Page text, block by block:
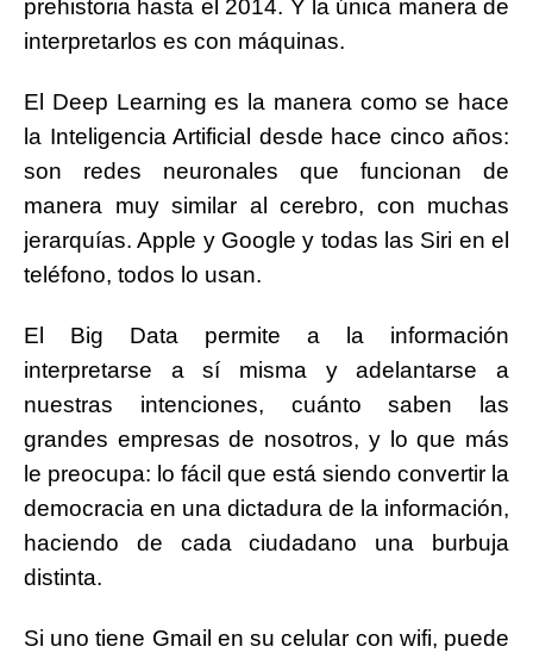
prehistoria hasta el 2014. Y la única manera de
interpretarlos es con máquinas.
El Deep Learning es la manera como se hace
la Inteligencia Artificial desde hace cinco años:
son redes neuronales que funcionan de
manera muy similar al cerebro, con muchas
jerarquías. Apple y Google y todas las Siri en el
teléfono, todos lo usan.
El Big Data permite a la información
interpretarse a sí misma y adelantarse a
nuestras intenciones, cuánto saben las
grandes empresas de nosotros, y lo que más
le preocupa: lo fácil que está siendo convertir la
democracia en una dictadura de la información,
haciendo de cada ciudadano una burbuja
distinta.
Si uno tiene Gmail en su celular con wifi, puede